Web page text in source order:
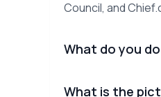
Council, and
What do you
What is the